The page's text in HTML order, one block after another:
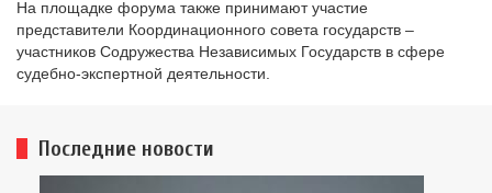
На площадке форума также принимают участие
представители Координационного совета государств –
участников Содружества Независимых Государств в сфере
судебно-экспертной деятельности.
Последние новости